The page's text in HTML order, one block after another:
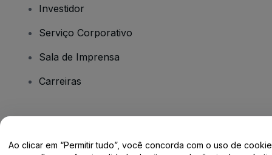
Investidor
Serviço Corporativo
Sala de Imprensa
Carreiras
Ao clicar em “Permitir tudo”, você concorda com o uso de